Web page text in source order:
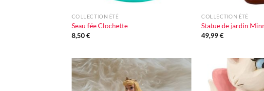
COLLECTION ÉTÉ
Seau fée Clochette
8,50€
COLLECTION ÉTÉ
Statue de jardin
49,99€